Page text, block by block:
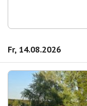
Fr, 14.08.2026